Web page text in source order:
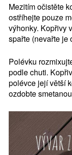
Mezitím očistěte
ostříhejte pouze
výhonky. Kopřivy
spařte (nevařte je
Polévku
podle chuti.
polévce její větší
ozdobte